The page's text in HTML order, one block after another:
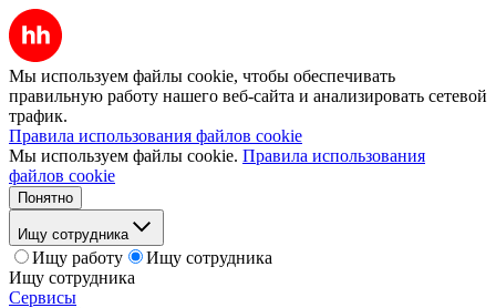
Мы используем файлы cookie, чтобы обеспечивать
правильную работу нашего веб-сайта и анализировать сетевой
трафик.
Правила использования файлов cookie
Мы используем файлы cookie. Правила использования
файлов cookie
Понятно
Ищу сотрудника
Ищу работу
Ищу сотрудника
Ищу сотрудника
Сервисы